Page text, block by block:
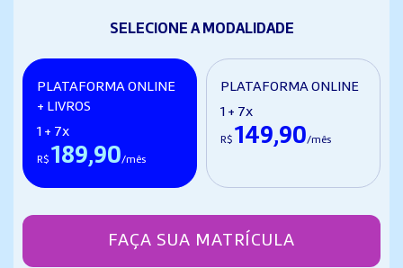
SELECIONE A MODALIDADE
PLATAFORMA ONLINE
+ LIVROS
1 + 7x
R$ 189,90/mês
PLATAFORMA ONLINE
1 + 7x
R$ 149,90/mês
FAÇA SUA MATRÍCULA